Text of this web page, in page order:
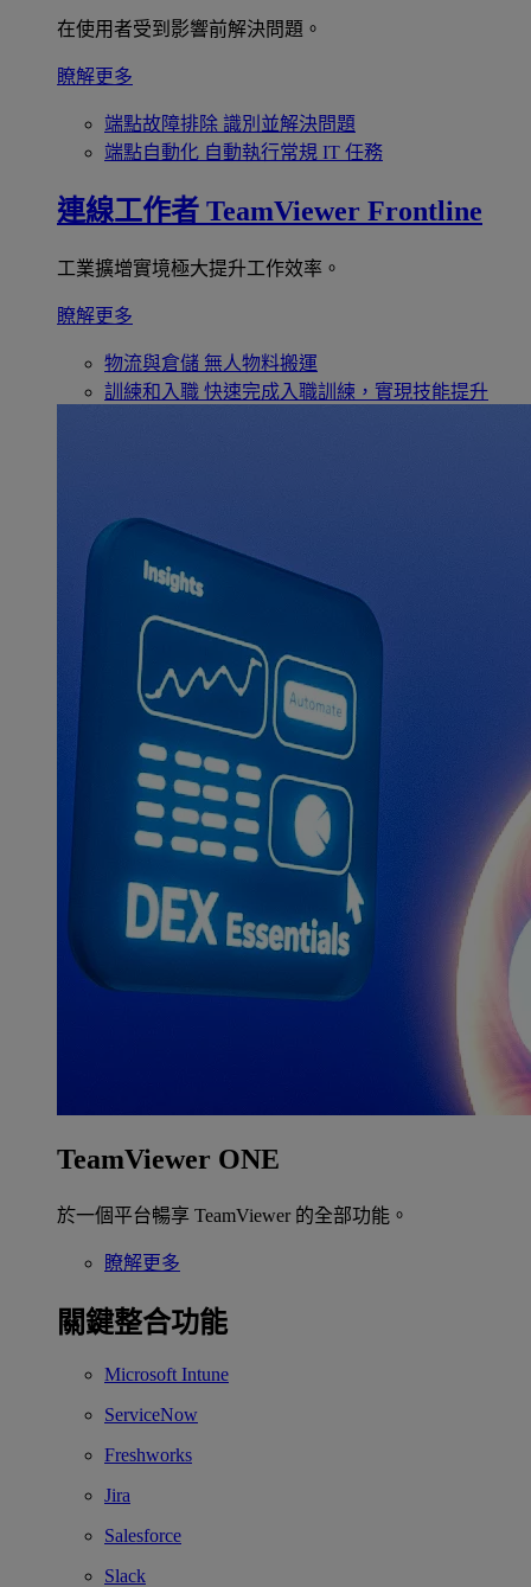
在使用者受到影響前解決問題。
瞭解更多
端點故障排除 識別並解決問題
端點自動化 自動執行常規 IT 任務
連線工作者 TeamViewer Frontline
工業擴增實境極大提升工作效率。
瞭解更多
物流與倉儲 無人物料搬運
訓練和入職 快速完成入職訓練，實現技能提升
TeamViewer ONE
於一個平台暢享 TeamViewer 的全部功能。
瞭解更多
關鍵整合功能
Microsoft Intune
ServiceNow
Freshworks
Jira
Salesforce
Slack